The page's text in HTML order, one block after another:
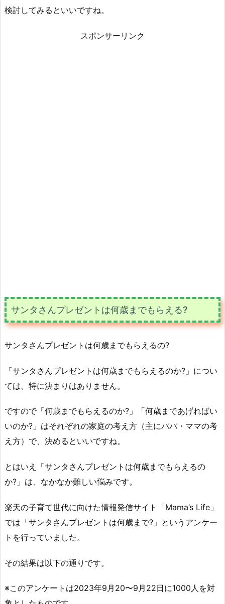
検討してみるといいですね。
スポンサーリンク
サンタさんプレゼントは何歳までもらえる?
サンタさんプレゼントは何歳までもらえるの?
「サンタさんプレゼントは何歳までもらえるのか?」につい
ては、特に決まりはありません。
ですので「何歳までもらえるのか?」「何歳まであげればい
いのか?」はそれぞれの家庭の考え方（主にパパ・ママの考
え方）で、決めるといいですね。
とはいえ「サンタさんプレゼントは何歳までもらえるの
か?」は、なかなか難しい悩みです。
楽天の子育て世代に向けた情報発信サイト「Mama’s Life」
では「サンタさんプレゼントは何歳まで?」というアンケー
トを行っていました。
その結果は以下の通りです。
※このアンケートは2023年9月20〜9月22日に1000人を対